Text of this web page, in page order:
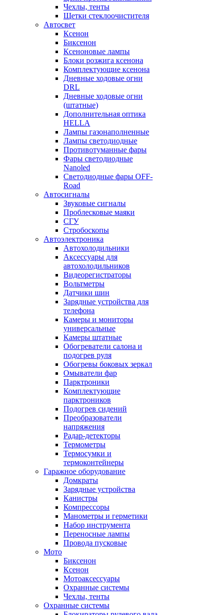
Чехлы, тенты
Щетки стеклоочистителя
Автосвет
Ксенон
Биксенон
Ксеноновые лампы
Блоки розжига ксенона
Комплектующие ксенона
Дневные ходовые огни
DRL
Дневные ходовые огни
(штатные)
Дополнительная оптика
HELLA
Лампы газонаполненные
Лампы светодиодные
Противотуманные фары
Фары светодиодные
Nanoled
Светодиодные фары OFF-
Road
Автосигналы
Звуковые сигналы
Проблесковые маяки
СГУ
Стробоскопы
Автоэлектроника
Автохолодильники
Аксессуары для
автохолодильников
Видеорегистраторы
Вольтметры
Датчики шин
Зарядные устройства для
телефона
Камеры и мониторы
универсальные
Камеры штатные
Обогреватели салона и
подогрев руля
Обогревы боковых зеркал
Омыватели фар
Парктроники
Комплектующие
парктроников
Подогрев сидений
Преобразователи
напряжения
Радар-детекторы
Термометры
Термосумки и
термоконтейнеры
Гаражное оборудование
Домкраты
Зарядные устройства
Канистры
Компрессоры
Манометры и герметики
Набор инструмента
Переносные лампы
Провода пусковые
Мото
Биксенон
Ксенон
Мотоаксессуары
Охранные системы
Чехлы, тенты
Охранные системы